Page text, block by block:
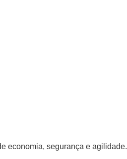
economia, segurança e agilidade.